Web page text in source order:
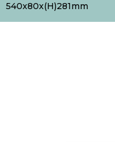
540x80x(H)281mm